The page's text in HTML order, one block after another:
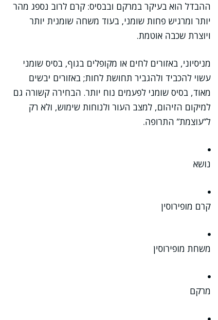
ההבדל הוא בעיקר במרקם ובבסיס: קרם לרוב נספג מהר
יותר ומרגיש פחות שומני, בעוד משחה שומנית יותר
ויוצרת שכבה אוטמת.
מניסיוני, באזורים לחים או מקופלים בגוף, בסיס שומני
עשוי להכביד ולהגביר תחושת לחות; באזורים יבשים
מאוד, בסיס שומני לפעמים נוח יותר. הבחירה קשורה גם
למיקום הזיהום, למצב העור ולנוחות שימוש, ולא רק
ל”עוצמת” התרופה.
נושא
קרם מופירוסין
משחת מופירוסין
מרקם